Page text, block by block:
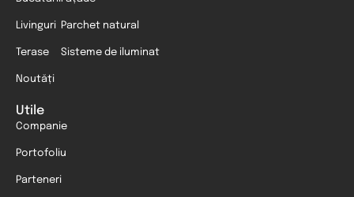
Livinguri
Terase
Noutăți
Parchet natural
Sisteme de iluminat
Utile
Companie
Portofoliu
Parteneri